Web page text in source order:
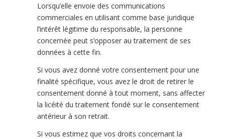
Lorsqu’elle envoie des communications
commerciales en utilisant comme base juridique
l’intérêt légitime du responsable, la personne
concernée peut s’opposer au traitement de ses
données à cette fin.
Si vous avez donné votre consentement pour une
finalité spécifique, vous avez le droit de retirer le
consentement donné à tout moment, sans affecter
la licéité du traitement fondé sur le consentement
antérieur à son retrait.
Si vous estimez que vos droits concernant la